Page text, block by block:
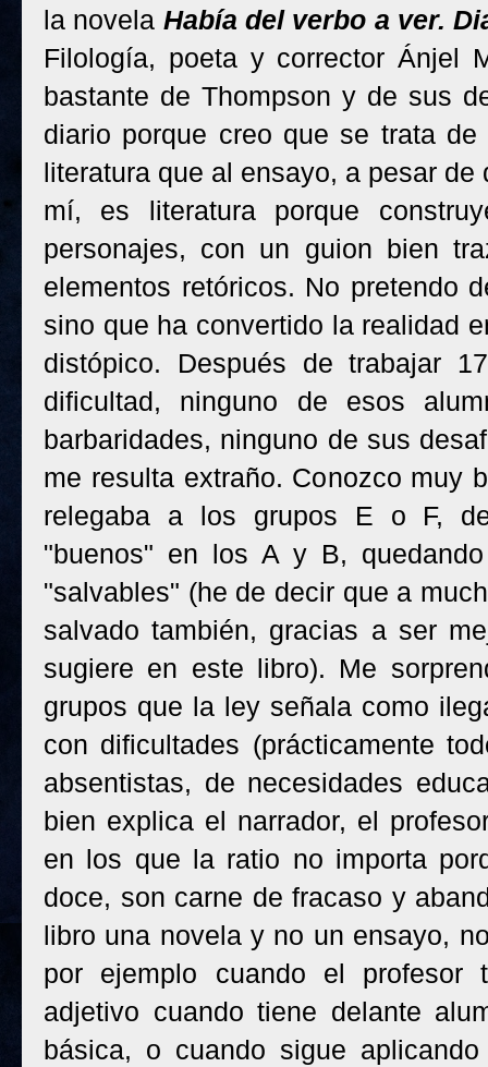
la novela Había del verbo a ver.
Filología, poeta y corrector Ánjel
bastante de Thompson y de sus
diario porque creo que se trata
literatura que al ensayo, a pesar
mí, es literatura porque
personajes, con un guion bien
elementos retóricos. No pretendo
sino que ha convertido la realidad
distópico. Después de trabajar
dificultad, ninguno de esos
barbaridades, ninguno de sus
me resulta extraño. Conozco muy
relegaba a los grupos E o F,
"buenos" en los A y B,
"salvables" (he de decir que a
salvado también, gracias a ser
sugiere en este libro). Me
grupos que la ley señala como
con dificultades (prácticamente
absentistas, de necesidades
bien explica el narrador, el
en los que la ratio no importa
doce, son carne de fracaso y
libro una novela y no un ensayo,
por ejemplo cuando el
adjetivo cuando tiene delante
básica, o cuando sigue